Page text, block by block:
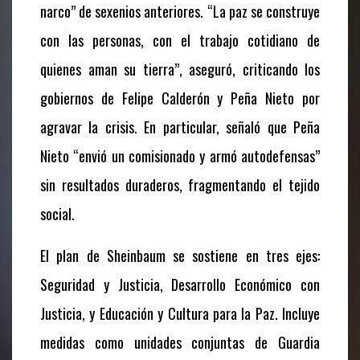
narco” de sexenios anteriores. “La paz se construye
con las personas, con el trabajo cotidiano de
quienes aman su tierra”, aseguró, criticando los
gobiernos de Felipe Calderón y Peña Nieto por
agravar la crisis. En particular, señaló que Peña
Nieto “envió un comisionado y armó autodefensas”
sin resultados duraderos, fragmentando el tejido
social.
El plan de Sheinbaum se sostiene en tres ejes:
Seguridad y Justicia, Desarrollo Económico con
Justicia, y Educación y Cultura para la Paz. Incluye
medidas como unidades conjuntas de Guardia